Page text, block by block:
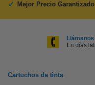
Mejor Precio Garantizado
En días
Cartuchos de tinta